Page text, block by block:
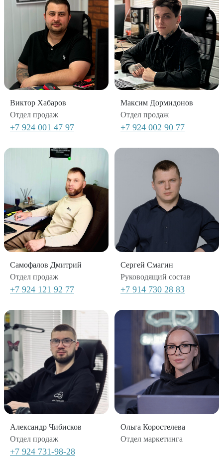
Виктор Хабаров
Отдел продаж
+7 924 001 47 97
Максим Дормидонов
Отдел продаж
+7 924 002 90 77
Самофалов Дмитрий
Отдел продаж
+7 924 121 92 77
Сергей Смагин
Руководящий состав
+7 914 730 28 83
Александр Чибисков
Отдел продаж
+7 924 731-98-28
Ольга Коростелева
Отдел маркетинга